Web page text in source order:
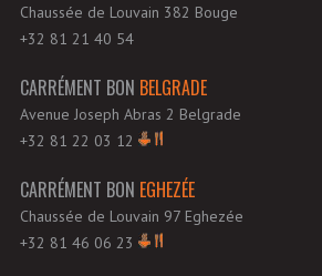
Chaussée de Louvain 382 Bouge
+32 81 21 40 54
CARRÉMENT BON BELGRADE
Avenue Joseph Abras 2 Belgrade
+32 81 22 03 12
CARRÉMENT BON EGHEZÉE
Chaussée de Louvain 97 Eghezée
+32 81 46 06 23